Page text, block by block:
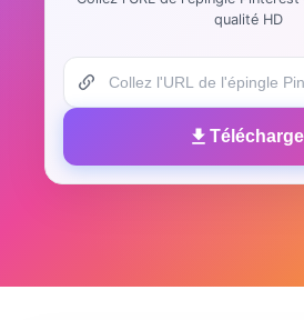
qualité HD